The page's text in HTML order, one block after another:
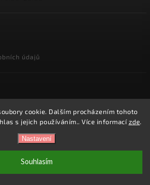
cookie. Dalším procházením tohoto
s jejich používáním.. Více informacízde.
Nastavení
Souhlasím
údajů